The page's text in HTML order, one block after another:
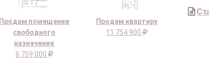
Продам помещение
свободного
назначения
6 759 000
Продам квартиру
11 754 900